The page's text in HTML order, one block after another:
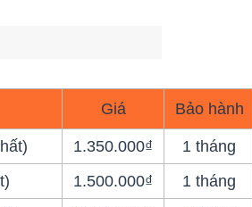
Giá Bảo hành
1.350.000₫
1 tháng
1.500.000₫
1 tháng